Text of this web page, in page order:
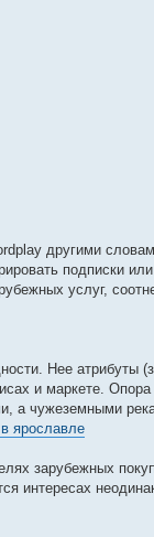
другими
подписки
услуг,
Нее атрибуты
и маркете.
а чужеземными
ярославле
зарубежных
интересах